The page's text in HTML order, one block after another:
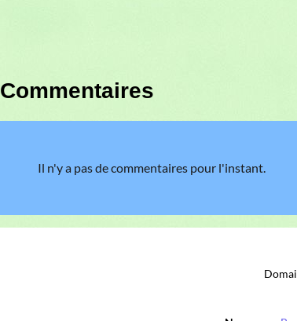
Commentaires
Il n'y a pas de commentaires pour l'instant.